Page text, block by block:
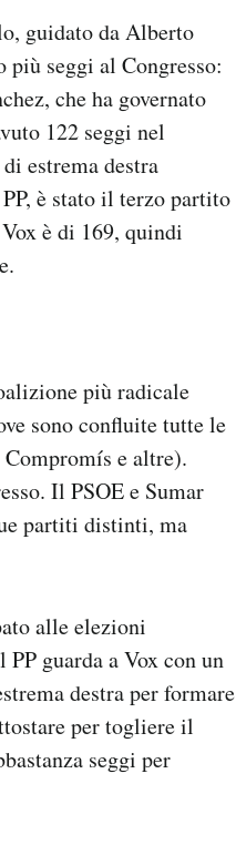
guidato da Alberto
seggi al Congresso:
che ha governato
122 seggi nel
estrema destra
è stato il terzo partito
è di 169, quindi
più radicale
sono confluite tutte le
Compromís e altre).
Il PSOE e Sumar
partiti distinti, ma
alle elezioni
guarda a Vox con un
destra per formare
per togliere il
seggi per